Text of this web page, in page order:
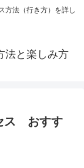
方法（行き方）を詳し
法と楽しみ方
ス おすす